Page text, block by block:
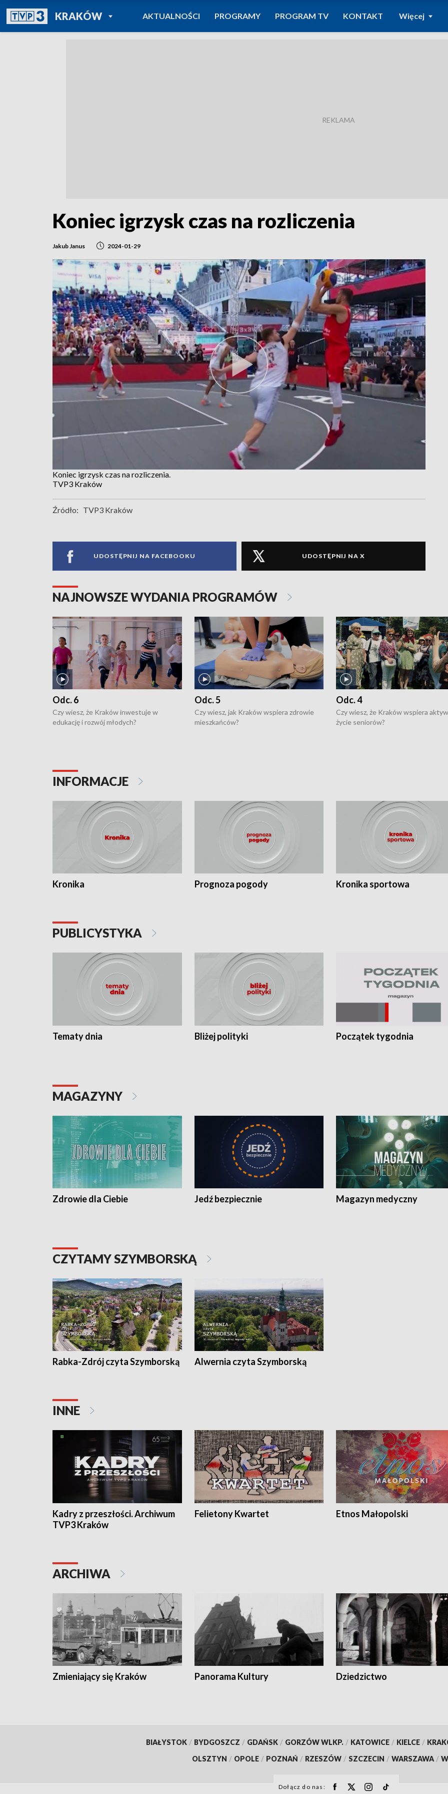
KRAKÓWPOWRÓT DO
TVP REGIONY
AKTUALNOŚCI PROGRAMY PROGRAM TV KONTAKT Więcej
Koniec igrzysk czas na rozliczenia
Jakub Janus 2024-01-29
Koniec igrzysk czas na rozliczenia.
TVP3 Kraków
Źródło: TVP3 Kraków
UDOSTĘPNIJ NA FACEBOOKU UDOSTĘPNIJ NA X
NAJNOWSZE WYDANIA PROGRAMÓW
Odc. 6
Czy wiesz, że Kraków inwestuje w
edukację i rozwój młodych?
Odc. 5
Czy wiesz, jak Kraków wspiera zdrowie
mieszkańców?
Odc. 4
Czy wiesz, że Kraków wspiera
życie seniorów?
INFORMACJE
Kronika Prognoza pogody Kronika sportowa
PUBLICYSTYKA
Tematy dnia Bliżej polityki Początek tygodnia
MAGAZYNY
Zdrowie dla Ciebie Jedź bezpiecznie Magazyn medyczny
CZYTAMY SZYMBORSKĄ
Rabka-Zdrój czyta Szymborską Alwernia czyta Szymborską
INNE
Kadry z przeszłości. Archiwum
TVP3 Kraków
Felietony Kwartet Etnos Małopolski
ARCHIWA
Zmieniający się Kraków Panorama Kultury Dziedzictwo
BIAŁYSTOK / BYDGOSZCZ / GDAŃSK / GORZÓW WLKP. / KATOWICE / KIELCE /
OLSZTYN / OPOLE / POZNAŃ / RZESZÓW / SZCZECIN / WARSZAWA /
Dołącz do nas: